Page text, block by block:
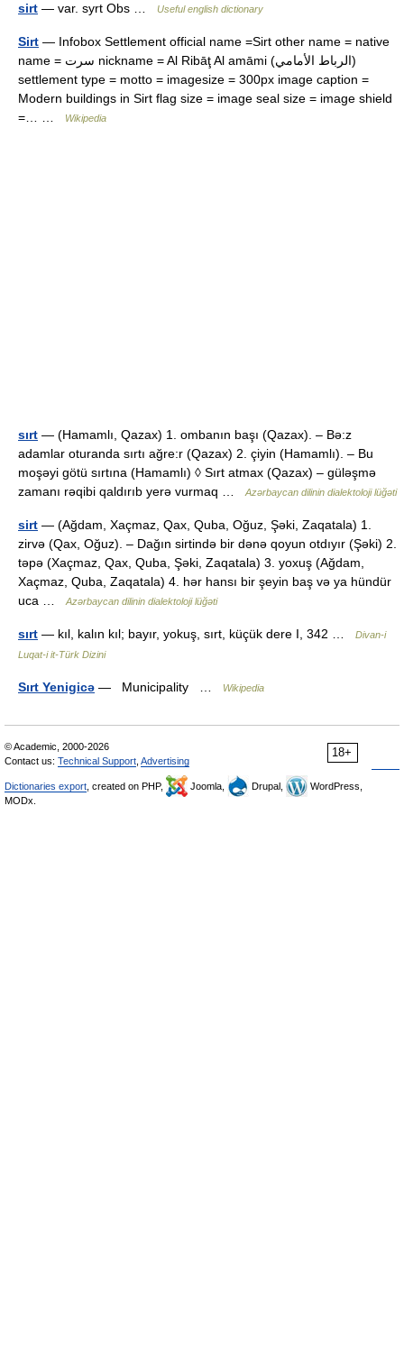
sirt — var. syrt Obs … Useful english dictionary
Sirt — Infobox Settlement official name =Sirt other name = native
name = سرت nickname = Al Ribāţ Al amāmi (الرباط الأمامي)
settlement type = motto = imagesize = 300px image caption =
Modern buildings in Sirt flag size = image seal size = image shield
=… …
Wikipedia
sırt — (Hamamlı, Qazax) 1. ombanın başı (Qazax). – Bə:z
adamlar oturanda sırtı ağre:r (Qazax) 2. çiyin (Hamamlı). – Bu
moşəyi götü sırtına (Hamamlı) ◊ Sırt atmax (Qazax) – güləşmə
zamanı rəqibi qaldırıb yerə vurmaq …
Azərbaycan dilinin dialektoloji lüğəti
sirt — (Ağdam, Xaçmaz, Qax, Quba, Oğuz, Şəki, Zaqatala) 1.
zirvə (Qax, Oğuz). – Dağın sirtində bir dənə qoyun otdıyır (Şəki) 2.
təpə (Xaçmaz, Qax, Quba, Şəki, Zaqatala) 3. yoxuş (Ağdam,
Xaçmaz, Quba, Zaqatala) 4. hər hansı bir şeyin baş və ya hündür
uca …
Azərbaycan dilinin dialektoloji lüğəti
sırt — kıl, kalın kıl; bayır, yokuş, sırt, küçük dere I, 342 …
Divan-i
Luqat-i it-Türk Dizini
Sırt Yenigicə — Municipality … Wikipedia
18+
© Academic, 2000-2026
Contact us: Technical Support Advertising
Dictionaries export , created on PHP, Joomla, Drupal,
WordPress,
MODx.